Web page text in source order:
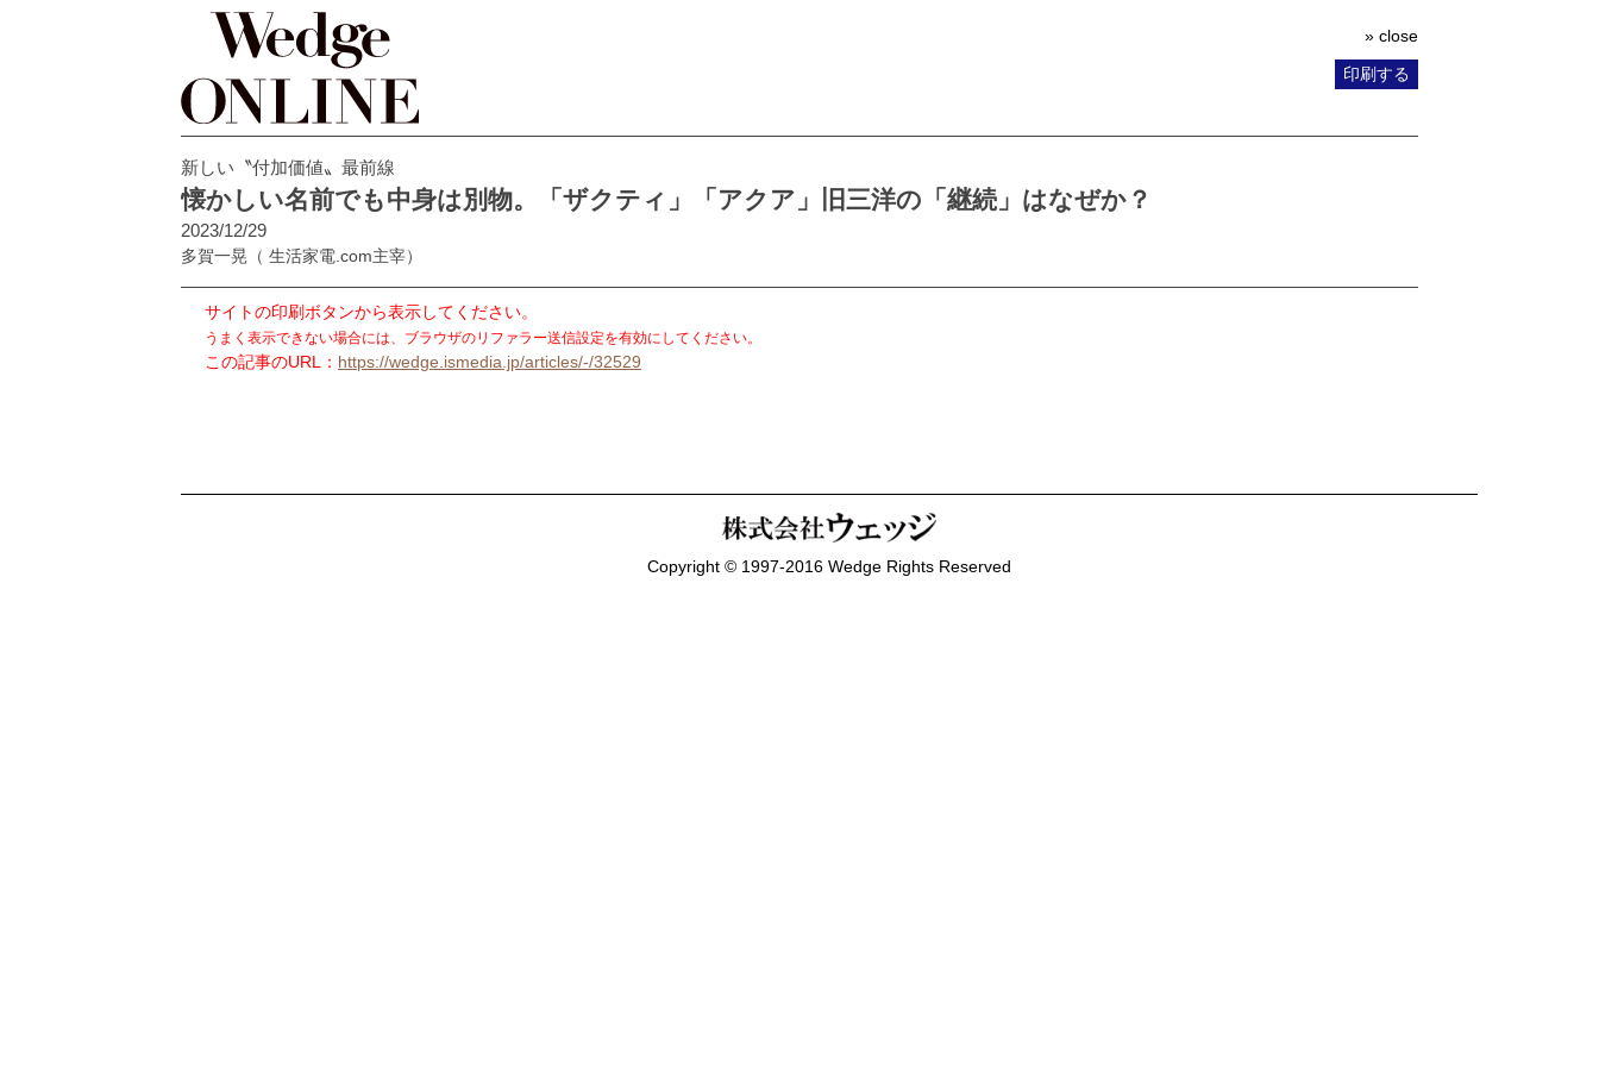
» close
印刷する
新しい〝付加価値〟最前線
懐かしい名前でも中身は別物。「ザクティ」「アクア」旧三洋の「継続」はなぜか？
2023/12/29
多賀一晃 （ 生活家電.com主宰）
サイトの印刷ボタンから表示してください。
うまく表示できない場合には、ブラウザのリファラー送信設定を有効にしてください。
この記事のURL： https://wedge.ismedia.jp/articles/-/32529
Copyright © 1997-2016 Wedge Rights Reserved